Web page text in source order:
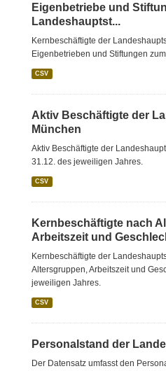
Eigenbetriebe und
Landeshauptst...
Kernbeschäftigte der
Eigenbetrieben und Stiftungen
CSV
Aktiv Beschäftigte der
München
Aktiv Beschäftigte der
31.12. des jeweiligen Jahres.
CSV
Kernbeschäftigte nach
Arbeitszeit und
Kernbeschäftigte der
Altersgruppen, Arbeitszeit und
jeweiligen Jahres.
CSV
Personalstand der
Der Datensatz umfasst den